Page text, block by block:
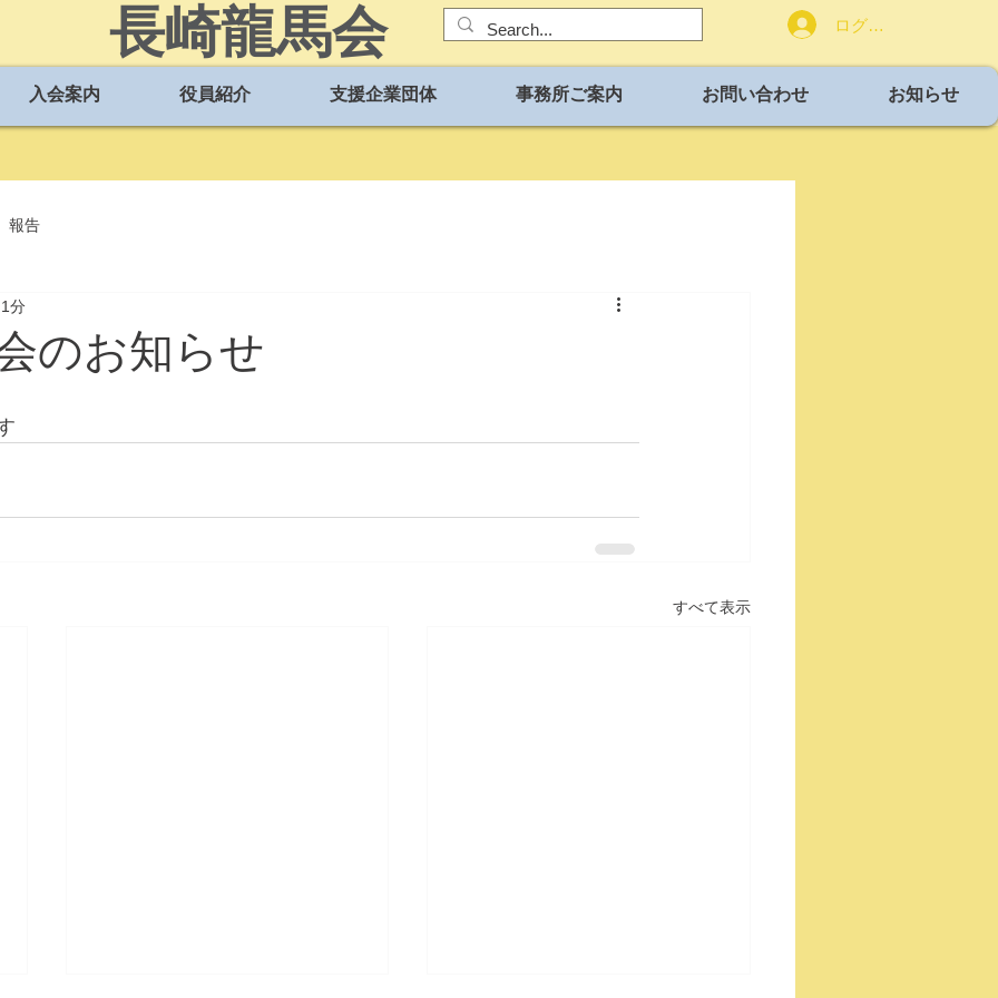
長崎龍馬会 ログイン
入会案内 役員紹介 支援企業団体 事務所ご案内 お問い合わせ お知らせ
報告
のお知らせ
分
すべて表示